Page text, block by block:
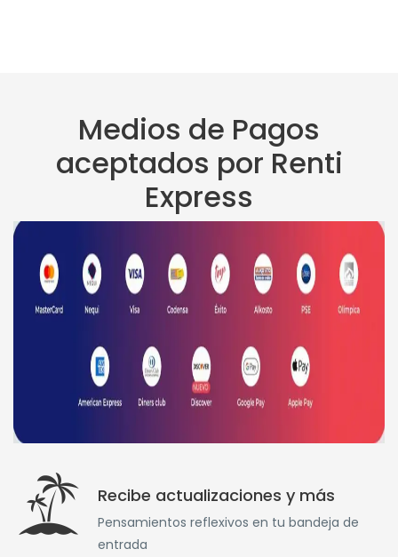
Medios de Pagos
aceptados por Renti
Express
Recibe actualizaciones y más
Pensamientos reflexivos en tu bandeja de
entrada